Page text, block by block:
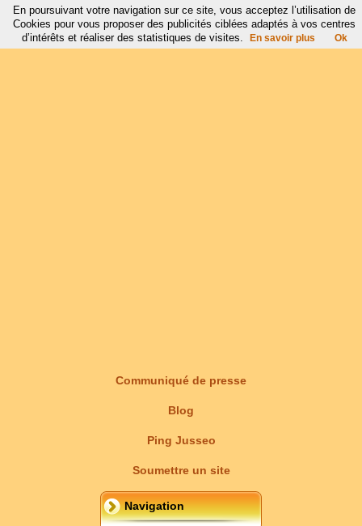
Communiqué de presse
Blog
Ping Jusseo
Soumettre un site
Navigation
En poursuivant votre navigation sur ce site, vous acceptez l’utilisation de
Cookies pour vous proposer des publicités ciblées adaptés à vos centres
d’intérêts et réaliser des statistiques de visites.
En savoir plus Ok